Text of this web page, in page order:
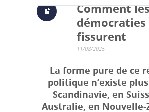
Comment
démocraties
fissurent
11/08/2025
La forme pure de ce
politique n’existe plus
Scandinavie, en
Australie, en Nouvelle-